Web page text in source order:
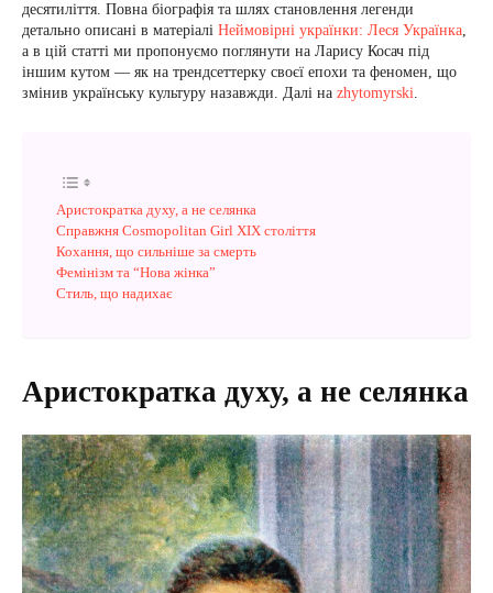
десятиліття. Повна біографія та шлях становлення легенди
детально описані в матеріалі Неймовірні українки: Леся Українка,
а в цій статті ми пропонуємо поглянути на Ларису Косач під
іншим кутом — як на трендсеттерку своєї епохи та феномен, що
змінив українську культуру назавжди. Далі на zhytomyrski.
Аристократка духу, а не селянка
Справжня Cosmopolitan Girl XIX століття
Кохання, що сильніше за смерть
Фемінізм та “Нова жінка”
Стиль, що надихає
Аристократка духу, а не селянка